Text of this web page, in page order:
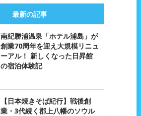
最新の記事
南紀勝浦温泉「ホテル浦島」が
創業70周年を迎え大規模リニュ
ーアル！ 新しくなった日昇館
の宿泊体験記
【日本焼きそば紀行】戦後創
業・3代続く郡上八幡のソウル